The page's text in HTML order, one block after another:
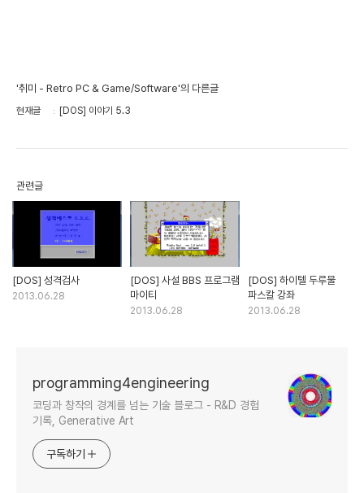
'취미 - Retro PC & Game/Software'의 다른글
현재글 [DOS] 이야기 5.3
관련글
[DOS] 성격검사
2013.06.28
[DOS] 사설 BBS 프로그램
마이티
2013.06.28
[DOS] 하이텔 두루물
파스칼 강좌
2013.06.28
programming4engineering
코딩과 창작의 경계를 넘는 기술 블로그 - R&D 경험
기록, Generative Art
구독하기